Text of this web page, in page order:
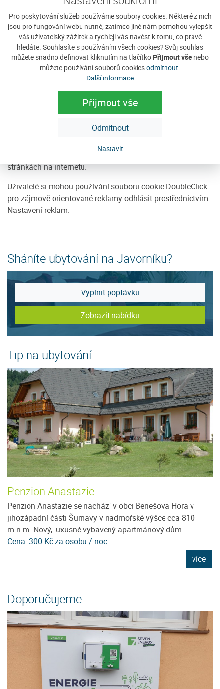
Pro poskytování služeb používáme soubory cookies. Některé z nich
jsou pro fungování webu nutné, zatímco jiné nám pomohou vylepšit
váš uživatelský zážitek a rychleji vás navést k tomu, co právě
hledáte. Souhlasíte s používáním všech cookies? Svůj souhlas
můžete snadno definovat kliknutím na tlačítko Přijmout vše nebo
můžete používání souborů cookiesodmítnout.
Další informace
Přijmout vše
Odmítnout
Nastavit
nastavení ve vašem prohlížeči, avšak uvědomte si, že
jestliže tak učiníte, tak nebudete schopni plně využívat
veškeré funkce této stránky. Používáním této stránky
souhlasíte se zpracováváním údajů o vás společností
Google, a to způsobem a k účelu shora uvedeným.
Dodavatelé třetích stran včetně společnosti Google
používají soubory cookie k zobrazování reklam na základě
předchozích návštěv uživatele na tomto webu.
Díky souboru cookie DoubleClick může společnost Google
stránkách na internetu.
Uživatelé si mohou používání souboru cookie DoubleClick
pro zájmově orientované reklamy odhlásit prostřednictvím
Nastavení reklam.
Sháníte ubytování na Javorníku?
Vyplnit poptávku
Zobrazit nabídku
Tip na ubytování
Penzion Anastazie
Penzion Anastazie se nachází v obci Benešova Hora v
jihozápadní části Šumavy v nadmořské výšce cca 810
m.n.m. Nový, luxusně vybavený apartmánový dům...
Cena: 300 Kč za osobu / noc
více
Doporučujeme